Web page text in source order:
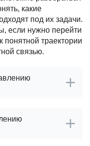
какие
под их задачи.
если нужно перейти
понятной траектории
связью.